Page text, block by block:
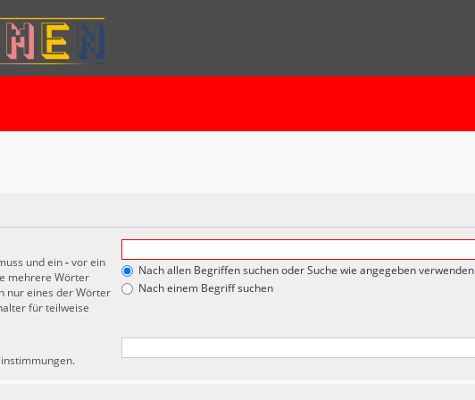
und ein-vor ein
mehrere Wörter
nur eines der Wörter
für teilweise
Nach allen Begriffen suchen oder Suche wie angegeben verwenden
Nach einem Begriff suchen